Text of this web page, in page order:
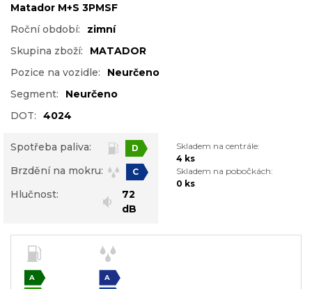
Matador M+S 3PMSF
Roční období:
zimní
Skupina zboží:
MATADOR
Pozice na vozidle:
Neurčeno
Segment:
Neurčeno
DOT:
4024
Spotřeba paliva: D
Brzdění na mokru: C
Hlučnost:
72
dB
Skladem na centrále:
4 ks
Skladem na pobočkách:
0 ks